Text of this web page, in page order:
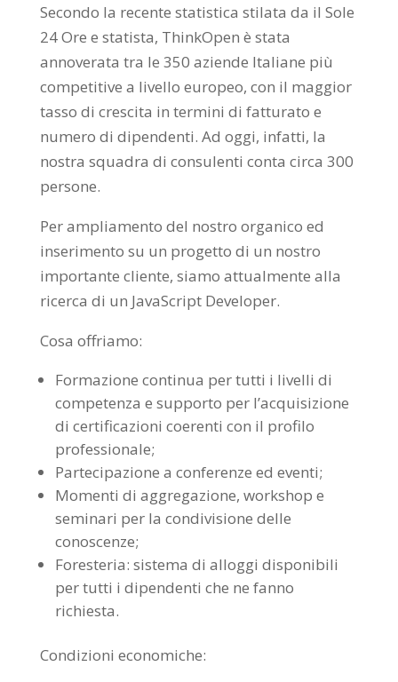
Secondo la recente statistica stilata da il Sole
24 Ore e statista, ThinkOpen è stata
annoverata tra le 350 aziende Italiane più
competitive a livello europeo, con il maggior
tasso di crescita in termini di fatturato e
numero di dipendenti. Ad oggi, infatti, la
nostra squadra di consulenti conta circa 300
persone.
Per ampliamento del nostro organico ed
inserimento su un progetto di un nostro
importante cliente, siamo attualmente alla
ricerca di un JavaScript Developer.
Cosa offriamo:
Formazione continua per tutti i livelli di
competenza e supporto per l’acquisizione
di certificazioni coerenti con il profilo
professionale;
Partecipazione a conferenze ed eventi;
Momenti di aggregazione, workshop e
seminari per la condivisione delle
conoscenze;
Foresteria: sistema di alloggi disponibili
per tutti i dipendenti che ne fanno
richiesta.
Condizioni economiche: